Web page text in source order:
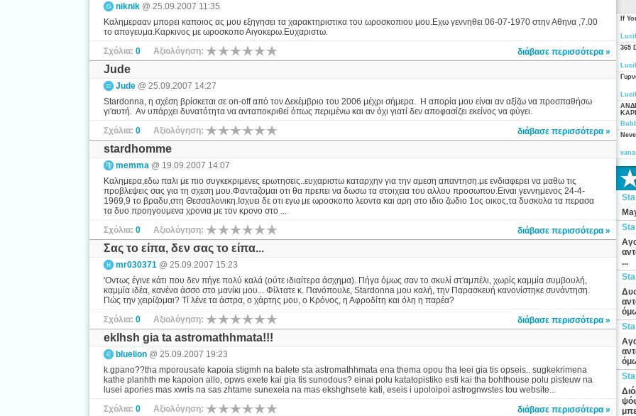
niknik @ 25.09.2007 11:35
Καλημερααν μπορει καποιος ας μου εξηγησει τα χαρακτηριστικα του ωροσκοπιου μου.Εχω γεννηθει 06-07-1970 στην Αθηνα ,7.00
το απογευμα.Καρκινος με ωροσκοπο Αιγοκερω.Ευχαριστω.
διάβασε περισσότερα »
Σχόλια: 0 Αξιολόγηση:
Jude
Jude @ 25.09.2007 14:27
Stardonna, η σχέση βρίσκεται σε on-off από τον Δεκέμβριο του 2006 μέχρι σήμερα. Η απορία μου είναι αν αξίζω να προσπαθήσω
γι'αυτή. Αν υπάρχει δυνατότητα να ανταποκριθεί όπως περιμένω και αν όχι γιατί δεν αποφασίζει εκείνος να φύγει.
διάβασε περισσότερα »
Σχόλια: 0 Αξιολόγηση:
stardhomme
memma @ 19.09.2007 14:07
Καλημερα,εδω παλι με πιο συγκεκριμενες ερωτησεις..ευχαριστω καταρχην για την αμεση απαντηση.με ενδιαφερει να μαθω τις
προβλεψεις σας για τη σχεση μου.Φανταζομαι οτι θα πρεπει να δωσω τα στοιχεια του αλλου προσωπου.Ειναι γεννημενος 24-4-
1969,9 το βραδυ,στη Θεσσαλονικη.Ισχυει δε οτι εγω με ωροσκοπο λεοντα και αρη στο ιδιο ζωδιο 1ος οικος,τα δυσκολα τα περασα
τα δυο προηγουμενα χρονια με τον κρονο στο ...
διάβασε περισσότερα »
Σχόλια: 0 Αξιολόγηση:
Σας το είπα, δεν σας το είπα...
mr030371 @ 25.09.2007 15:23
'Οντως έγινε κάτι που δεν πήγε πολύ καλά (ούτε ιδιαίτερα άσχημα). Πήγα όμως σαν το σκυλί στ'αμπέλι, χωρίς καμμία συμβουλή,
καμμία ιδέα, κανένα άσσο στο μανίκι μου... Φίλτατε κ. Πανόπουλε, Stardonna μου καλή, την Παρασκευή κανονίστηκε συνάντηση.
Πώς την χειρίζομαι? Τί λένε τα άστρα, ο χάρτης μου, ο Κρόνος, η Αφροδίτη και όλη η παρέα?
διάβασε περισσότερα »
Σχόλια: 0 Αξιολόγηση:
eklhsh gia ta astromathhmata!!!
bluelion @ 25.09.2007 19:23
k.gpano??tha mporousate kapoia stigmh na balete sta astromathhmata ena thema opou tha leei gia tis opseis.. sugkekrimena
kathe planhth me kapoion allo, opws exete kai gia tis sunodous? einai polu katatopistiko esti kai tha bohthouse polu pisteuw na
lusei apories mas xwris na sas zhtame sunexeia na mas ekshghsete kati, eseis i upoloipoi astrognwstes tou website...
διάβασε περισσότερα »
Σχόλια: 0 Αξιολόγηση:
If
365
...